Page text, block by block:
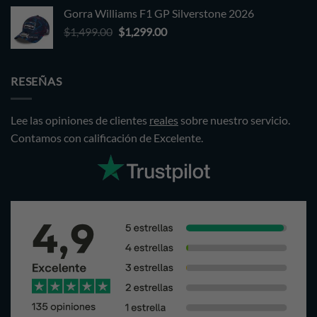
was:
$1,499.00.
is:
$1,299.00.
Gorra Williams F1 GP Silverstone 2026
$1,499.00 Original
$1,299.00Current
RESEÑAS
Lee las opiniones de clientes reales sobre nuestro servicio.
Contamos con calificación de Excelente.